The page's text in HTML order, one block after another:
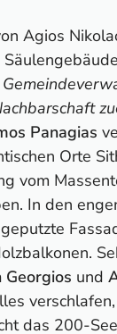
Panagias
Orte
vom
In den
Georgios und
das 200-